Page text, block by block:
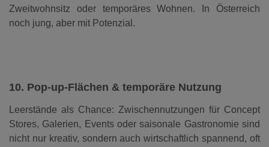
Zweitwohnsitz oder temporäres Wohnen. In Österreich
noch jung, aber mit Potenzial.
10. Pop-up-Flächen & temporäre Nutzung
Leerstände als Chance: Zwischennutzungen für Concept
Stores, Galerien, Events oder saisonale Gastronomie sind
nicht nur kreativ, sondern auch wirtschaftlich spannend, oft